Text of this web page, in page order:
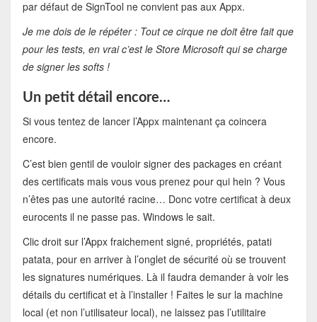
par défaut de SignTool ne convient pas aux Appx.
Je me dois de le répéter : Tout ce cirque ne doit être fait que
pour les tests, en vrai c’est le Store Microsoft qui se charge
de signer les softs !
Un petit détail encore…
Si vous tentez de lancer l’Appx maintenant ça coincera
encore.
C’est bien gentil de vouloir signer des packages en créant
des certificats mais vous vous prenez pour qui hein ? Vous
n’êtes pas une autorité racine… Donc votre certificat à deux
eurocents il ne passe pas. Windows le sait.
Clic droit sur l’Appx fraichement signé, propriétés, patati
patata, pour en arriver à l’onglet de sécurité où se trouvent
les signatures numériques. Là il faudra demander à voir les
détails du certificat et à l’installer ! Faites le sur la machine
local (et non l’utilisateur local), ne laissez pas l’utilitaire